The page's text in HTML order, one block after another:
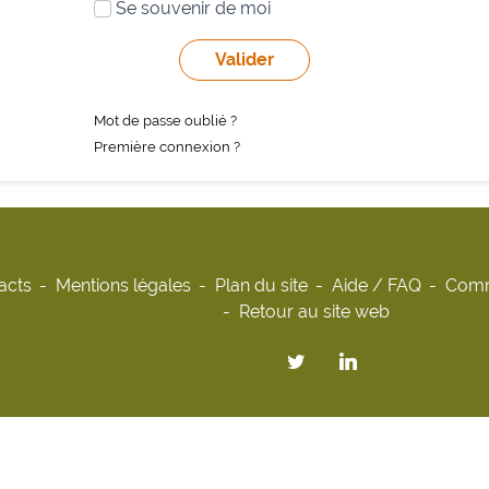
Se souvenir de moi
Mot de passe oublié ?
Première connexion ?
Mentions légales Plan du site Aide / FAQ
Retour au site web